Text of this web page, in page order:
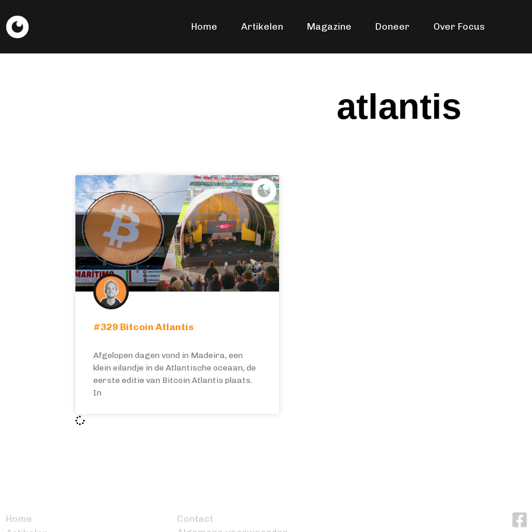
Home Artikelen Magazine Doneer Over Focus
atlantis
#329 Bitcoin Atlantis
Afgelopen dagen vond in Madeira, een
klein eilandje in de Atlantische oceaan, de
eerste editie van Bitcoin Atlantis plaats.
In
Home
Contact